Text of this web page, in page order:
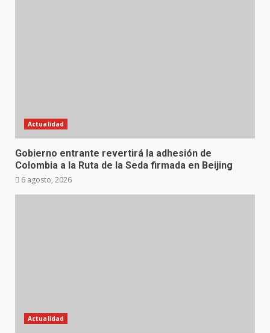
Actualidad
Gobierno entrante revertirá la adhesión de
Colombia a la Ruta de la Seda firmada en Beijing
6 agosto, 2026
Actualidad